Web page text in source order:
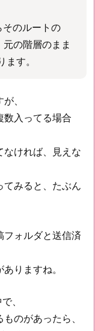
のルートの
の階層のまま
す。
、
数入ってる場合
なければ、見えな
てみると、たぶん
フォルダと送信済
りますね。
、
のがあったら、